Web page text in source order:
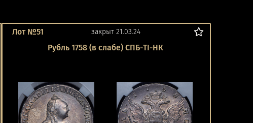
Лот №51 закрыт 21.03.24
Рубль 1758 (в слабе) СПБ-ТI-НК